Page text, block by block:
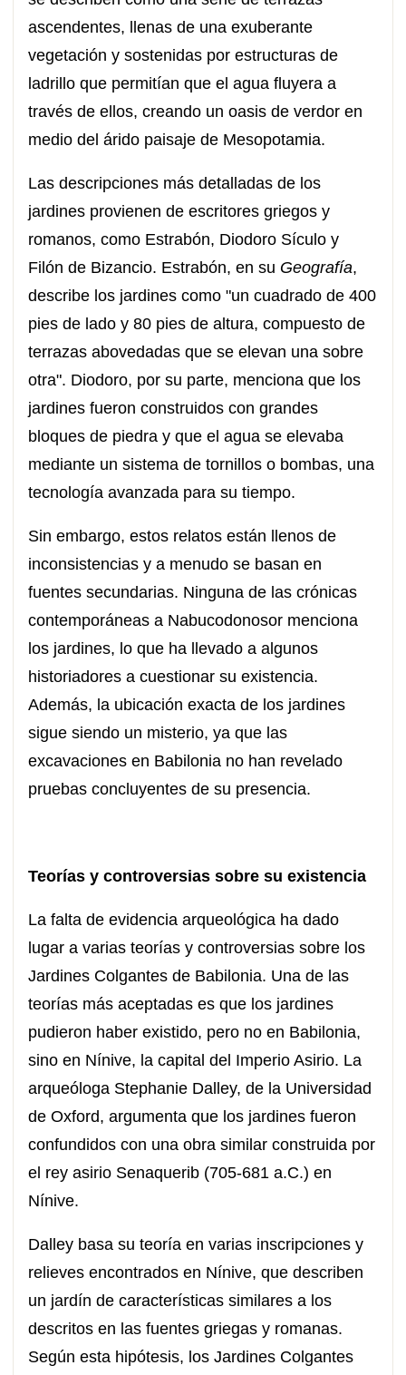
ascendentes, llenas de una exuberante
vegetación y sostenidas por estructuras de
ladrillo que permitían que el agua fluyera a
través de ellos, creando un oasis de verdor en
medio del árido paisaje de Mesopotamia.
Las descripciones más detalladas de los
jardines provienen de escritores griegos y
romanos, como Estrabón, Diodoro Sículo y
Filón de Bizancio. Estrabón, en su Geografía,
describe los jardines como "un cuadrado de 400
pies de lado y 80 pies de altura, compuesto de
terrazas abovedadas que se elevan una sobre
otra". Diodoro, por su parte, menciona que los
jardines fueron construidos con grandes
bloques de piedra y que el agua se elevaba
mediante un sistema de tornillos o bombas, una
tecnología avanzada para su tiempo.
Sin embargo, estos relatos están llenos de
inconsistencias y a menudo se basan en
fuentes secundarias. Ninguna de las crónicas
contemporáneas a Nabucodonosor menciona
los jardines, lo que ha llevado a algunos
historiadores a cuestionar su existencia.
Además, la ubicación exacta de los jardines
sigue siendo un misterio, ya que las
excavaciones en Babilonia no han revelado
pruebas concluyentes de su presencia.
Teorías y controversias sobre su existencia
La falta de evidencia arqueológica ha dado
lugar a varias teorías y controversias sobre los
Jardines Colgantes de Babilonia. Una de las
teorías más aceptadas es que los jardines
pudieron haber existido, pero no en Babilonia,
sino en Nínive, la capital del Imperio Asirio. La
arqueóloga Stephanie Dalley, de la Universidad
de Oxford, argumenta que los jardines fueron
confundidos con una obra similar construida por
el rey asirio Senaquerib (705-681 a.C.) en
Nínive.
Dalley basa su teoría en varias inscripciones y
relieves encontrados en Nínive, que describen
un jardín de características similares a los
descritos en las fuentes griegas y romanas.
Según esta hipótesis, los Jardines Colgantes